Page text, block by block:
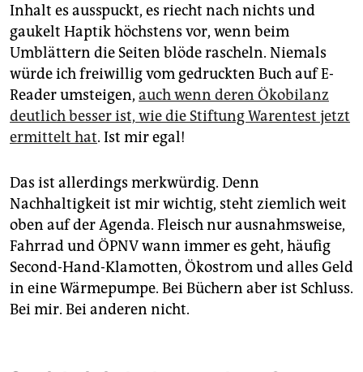
Inhalt es ausspuckt, es riecht nach nichts und
gaukelt Haptik höchstens vor, wenn beim
Umblättern die Seiten blöde rascheln. Niemals
würde ich freiwillig vom gedruckten Buch auf E-
Reader umsteigen, auch wenn deren Ökobilanz
deutlich besser ist, wie die Stiftung Warentest jetzt
ermittelt hat. Ist mir egal!
Das ist allerdings merkwürdig. Denn
Nachhaltigkeit ist mir wichtig, steht ziemlich weit
oben auf der Agenda. Fleisch nur ausnahmsweise,
Fahrrad und ÖPNV wann immer es geht, häufig
Second-Hand-Klamotten, Ökostrom und alles Geld
in eine Wärmepumpe. Bei Büchern aber ist Schluss.
Bei mir. Bei anderen nicht.